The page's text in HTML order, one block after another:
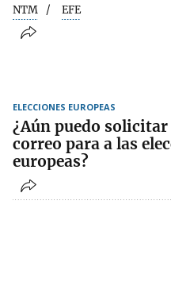
NTM EFE
ELECCIONES EUROPEAS
¿Aún puedo
correo para a las
europeas?